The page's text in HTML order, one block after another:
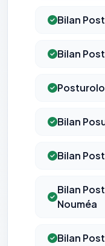
Bilan
Bilan
Bilan
Bilan
Bilan
Nouméa
Bilan